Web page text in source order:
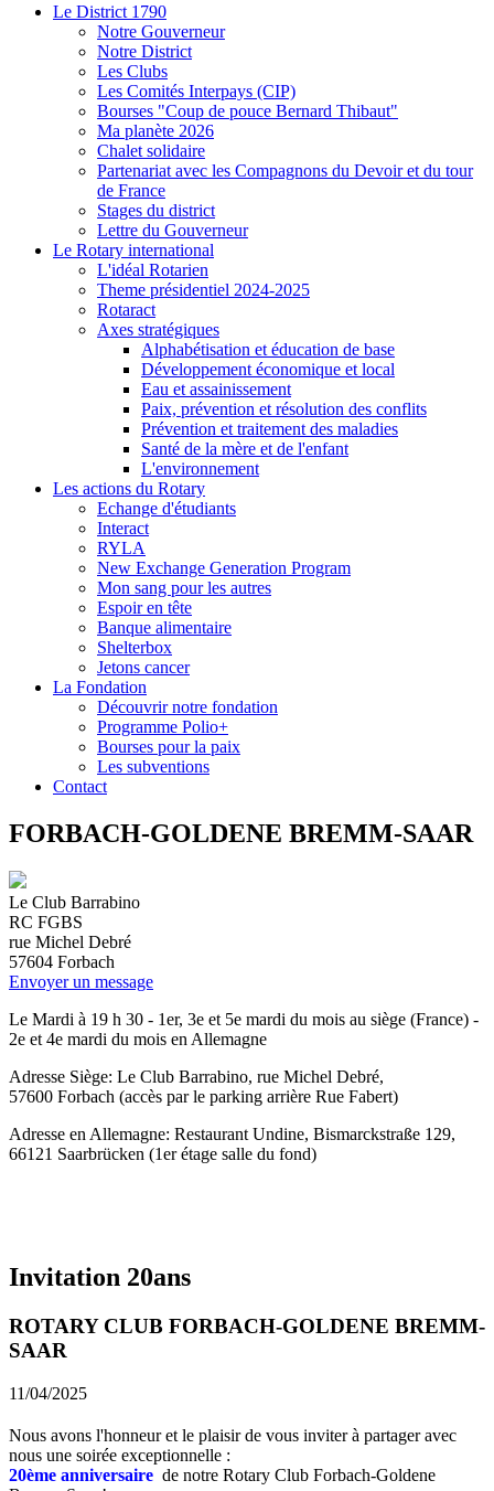
Le District 1790
Notre Gouverneur
Notre District
Les Clubs
Les Comités Interpays (CIP)
Bourses "Coup de pouce Bernard Thibaut"
Ma planète 2026
Chalet solidaire
Partenariat avec les Compagnons du Devoir et du tour
de France
Stages du district
Lettre du Gouverneur
Le Rotary international
L'idéal Rotarien
Theme présidentiel 2024-2025
Rotaract
Axes stratégiques
Alphabétisation et éducation de base
Développement économique et local
Eau et assainissement
Paix, prévention et résolution des conflits
Prévention et traitement des maladies
Santé de la mère et de l'enfant
L'environnement
Les actions du Rotary
Echange d'étudiants
Interact
RYLA
New Exchange Generation Program
Mon sang pour les autres
Espoir en tête
Banque alimentaire
Shelterbox
Jetons cancer
La Fondation
Découvrir notre fondation
Programme Polio+
Bourses pour la paix
Les subventions
Contact
FORBACH-GOLDENE BREMM-SAAR
Le Club Barrabino
RC FGBS
rue Michel Debré
57604 Forbach
Envoyer un message
Le Mardi à 19 h 30 - 1er, 3e et 5e mardi du mois au siège (France) -
2e et 4e mardi du mois en Allemagne
Adresse Siège: Le Club Barrabino, rue Michel Debré,
57600 Forbach (accès par le parking arrière Rue Fabert)
Adresse en Allemagne: Restaurant Undine, Bismarckstraße 129,
66121 Saarbrücken (1er étage salle du fond)
Invitation 20ans
ROTARY CLUB FORBACH-GOLDENE BREMM-
SAAR
11/04/2025
Nous avons l'honneur et le plaisir de vous inviter à partager avec
nous une soirée exceptionnelle :
20ème anniversaire de notre Rotary Club Forbach-Goldene